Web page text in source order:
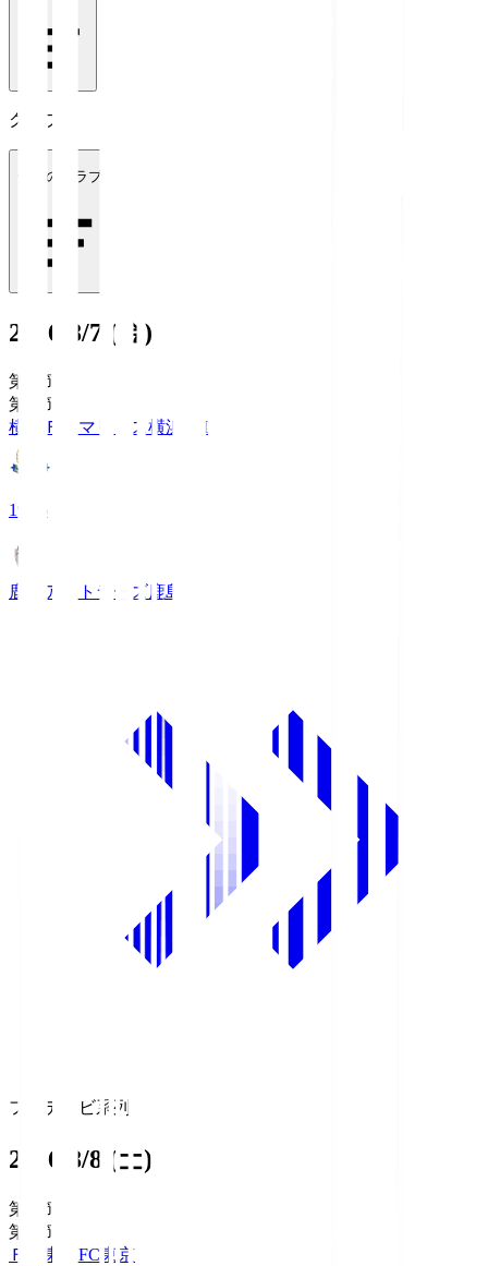
クラブ
全てのクラブ
2026/8/7 (金)
第1節
第1節
横浜Ｆ・マリノス横浜FM
19:26
鹿島アントラーズ鹿島
フジテレビ系列
2026/8/8 (土)
第1節
第1節
ＦＣ東京 FC東京